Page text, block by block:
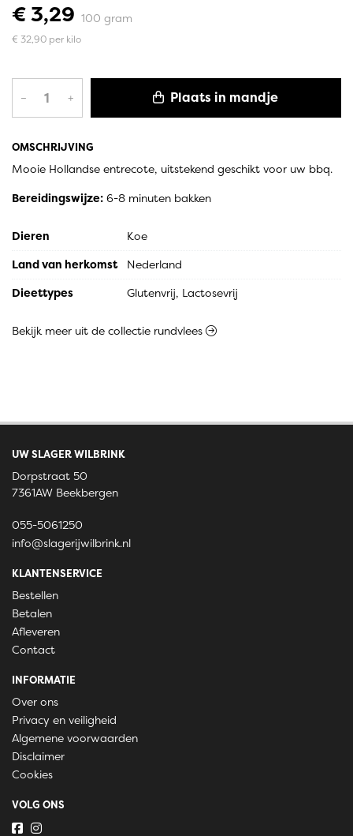
OMSCHRIJVING
Mooie Hollandse entrecote, uitstekend geschikt voor uw bbq.
Bereidingswijze: 6-8 minuten bakken
€ 3,29 100 gram
€ 32,90 per kilo
– + Plaats in mandje
Dieren
Koe
Land van herkomst
Nederland
Dieettypes
Glutenvrij, Lactosevrij
Bekijk meer uit de collectie rundvlees
UW SLAGER WILBRINK
Dorpstraat 50
7361AW Beekbergen
055-5061250
info@slagerijwilbrink.nl
KLANTENSERVICE
Bestellen
Betalen
Afleveren
Contact
INFORMATIE
Over ons
Privacy en veiligheid
Algemene voorwaarden
Disclaimer
Cookies
VOLG ONS